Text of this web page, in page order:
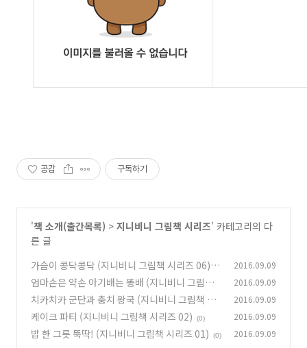
공감 구독하기
'책 소개(출간목록) > 지니비니 그림책 시리즈' 카테고리의 다
른 글
가슴이 콩닥콩닥 (지니비니 그림책 시리즈 06)
(0)
2016.09.09
엄마손은 약손 아기배는 똥배 (지니비니 그림책
시리즈 05) (0)
2016.09.09
치카치카 군단과 충치 왕국 (지니비니 그림책 시
리즈 03) (0)
2016.09.09
케이크 파티 (지니비니 그림책 시리즈 02) (0) 2016.09.09
밥 한 그릇 뚝딱! (지니비니 그림책 시리즈 01) (0) 2016.09.09